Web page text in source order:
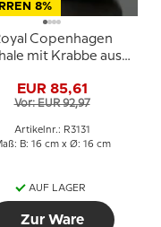
8%
Copenhagen
mit Krabbe aus
EUR 85,61
Vor: EUR 92,97
Artikelnr.: R3131
B: 16 cm x Ø: 16 cm
AUF LAGER
Zur Ware